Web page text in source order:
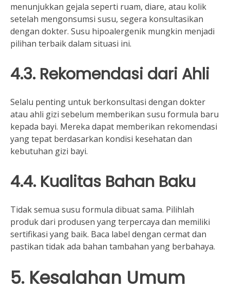
menunjukkan gejala seperti ruam, diare, atau kolik
setelah mengonsumsi susu, segera konsultasikan
dengan dokter. Susu hipoalergenik mungkin menjadi
pilihan terbaik dalam situasi ini.
4.3. Rekomendasi dari Ahli
Selalu penting untuk berkonsultasi dengan dokter
atau ahli gizi sebelum memberikan susu formula baru
kepada bayi. Mereka dapat memberikan rekomendasi
yang tepat berdasarkan kondisi kesehatan dan
kebutuhan gizi bayi.
4.4. Kualitas Bahan Baku
Tidak semua susu formula dibuat sama. Pilihlah
produk dari produsen yang terpercaya dan memiliki
sertifikasi yang baik. Baca label dengan cermat dan
pastikan tidak ada bahan tambahan yang berbahaya.
5. Kesalahan Umum